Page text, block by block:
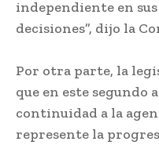
independiente en
decisiones”, dijo la
Por otra parte, la
que en este segundo
continuidad a la
represente la